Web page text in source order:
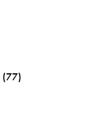
(77)